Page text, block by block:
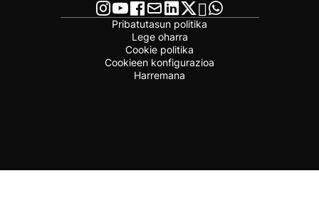
Pribatutasun politika
Lege oharra
Cookie politika
Cookieen konfigurazioa
Harremana